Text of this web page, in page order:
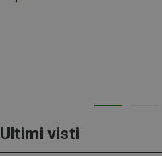
Ultimi visti